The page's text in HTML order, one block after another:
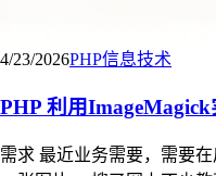
4/23/2026PHP信息技术
PHP 利用
需求 最近业务需要，需要